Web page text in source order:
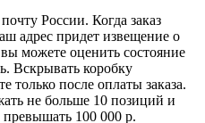
России. Когда заказ
адрес придет извещение о
можете оценить состояние
Вскрывать коробку
только после оплаты заказа.
не больше 10 позиций и
превышать 100 000 р.